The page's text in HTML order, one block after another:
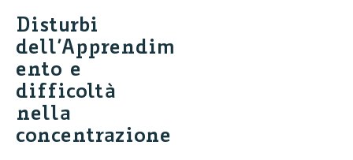
Disturbi
dell’Apprendim
ento e
difficoltà
nella
concentrazione